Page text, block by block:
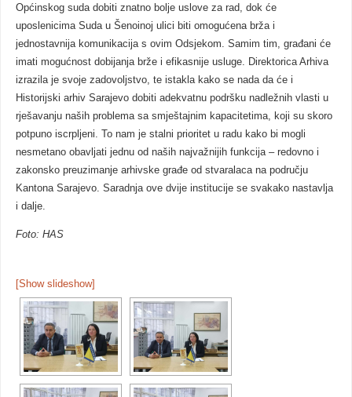
Općinskog suda dobiti znatno bolje uslove za rad, dok će
uposlenicima Suda u Šenoinoj ulici biti omogućena brža i
jednostavnija komunikacija s ovim Odsjekom. Samim tim, građani će
imati mogućnost dobijanja brže i efikasnije usluge. Direktorica Arhiva
izrazila je svoje zadovoljstvo, te istakla kako se nada da će i
Historijski arhiv Sarajevo dobiti adekvatnu podršku nadležnih vlasti u
rješavanju naših problema sa smještajnim kapacitetima, koji su skoro
potpuno iscrpljeni. To nam je stalni prioritet u radu kako bi mogli
nesmetano obavljati jednu od naših najvažnijih funkcija – redovno i
zakonsko preuzimanje arhivske građe od stvaralaca na području
Kantona Sarajevo. Saradnja ove dvije institucije se svakako nastavlja
i dalje.
Foto: HAS
[Show slideshow]